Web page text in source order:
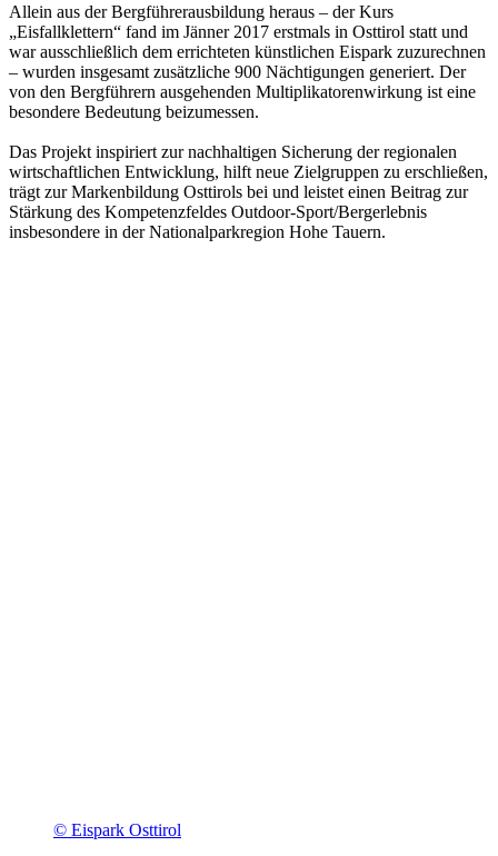
Allein aus der Bergführerausbildung heraus – der Kurs
„Eisfallklettern“ fand im Jänner 2017 erstmals in Osttirol statt und
war ausschließlich dem errichteten künstlichen Eispark zuzurechnen
– wurden insgesamt zusätzliche 900 Nächtigungen generiert. Der
von den Bergführern ausgehenden Multiplikatorenwirkung ist eine
besondere Bedeutung beizumessen.
Das Projekt inspiriert zur nachhaltigen Sicherung der regionalen
wirtschaftlichen Entwicklung, hilft neue Zielgruppen zu erschließen,
trägt zur Markenbildung Osttirols bei und leistet einen Beitrag zur
Stärkung des Kompetenzfeldes Outdoor-Sport/Bergerlebnis
insbesondere in der Nationalparkregion Hohe Tauern.
© Eispark Osttirol